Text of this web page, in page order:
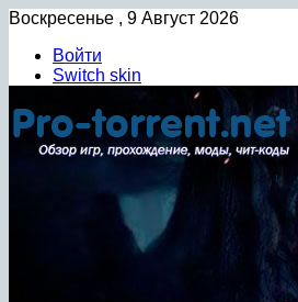
Воскресенье , 9 Август 2026
Войти
Switch skin